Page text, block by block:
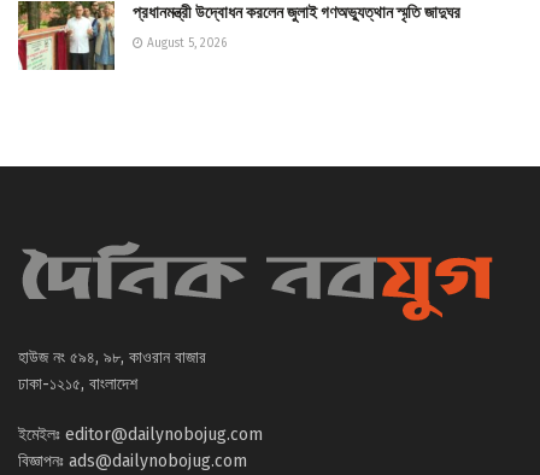
প্রধানমন্ত্রী উদ্বোধন করলেন জুলাই গণঅভ্যুত্থান স্মৃতি জাদুঘর
August 5, 2026
হাউজ নং ৫৯৪, ৯৮, কাওরান বাজার
ঢাকা-১২১৫, বাংলাদেশ
ইমেইলঃ editor@dailynobojug.com
বিজ্ঞাপনঃ ads@dailynobojug.com